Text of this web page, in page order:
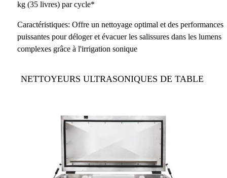
kg (35 livres) par cycle*
Caractéristiques: Offre un nettoyage optimal et des performances
puissantes pour déloger et évacuer les salissures dans les lumens
complexes grâce à l'irrigation sonique
NETTOYEURS ULTRASONIQUES DE TABLE